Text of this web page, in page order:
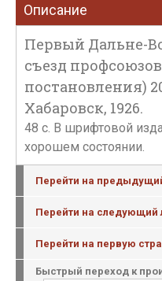
Описание
Первый Дальне-
съезд
постановления)
Хабаровск, 1926.
48 с. В шрифтовой
хорошем состоянии.
Перейти на
Перейти на следующий
Перейти на первую
Быстрый переход к